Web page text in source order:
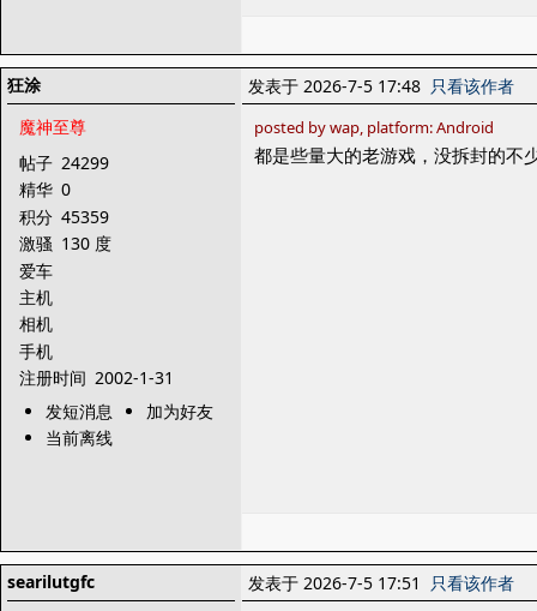
狂涂
魔神至尊
帖子 24299
精华 0
积分 45359
激骚 130 度
爱车
主机
相机
手机
注册时间 2002-1-31
发短消息
加为好友
当前离线
发表于 2026-7-5 17:48 只看该作者
posted by wap, platform: Android
都是些量大的老游戏，没拆封的不
searilutgfc 发表于 2026-7-5 17:51 只看该作者